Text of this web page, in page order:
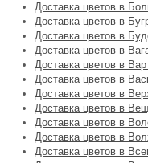
Доставка цветов в
Доставка цветов в
Доставка цветов в
Доставка цветов в
Доставка цветов в
Доставка цветов в
Доставка цветов в
Доставка цветов в
Доставка цветов в
Доставка цветов в
Доставка цветов в